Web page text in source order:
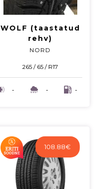
WOLF (taastatud
rehv)
NORD
265 / 65 / R17
- - -
108.88€